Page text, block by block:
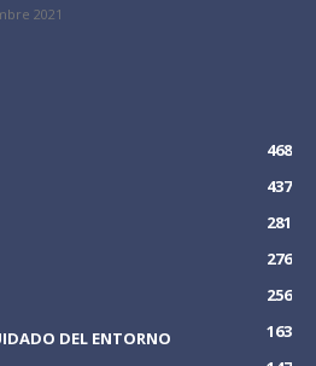
2021
468
437
281
276
256
DEL ENTORNO
163